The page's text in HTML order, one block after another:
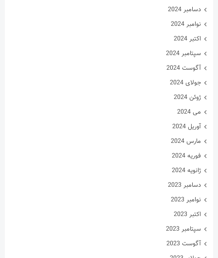
مارس 2024
فوریه 2024
ژانویه 2024
دسامبر 2023
نوامبر 2023
اکتبر 2023
سپتامبر 2023
آگوست 2023
جولای 2023
ژوئن 2023
می 2023
آوریل 2023
مارس 2023
فوریه 2023
ژانویه 2023
دسامبر 2022
نوامبر 2022